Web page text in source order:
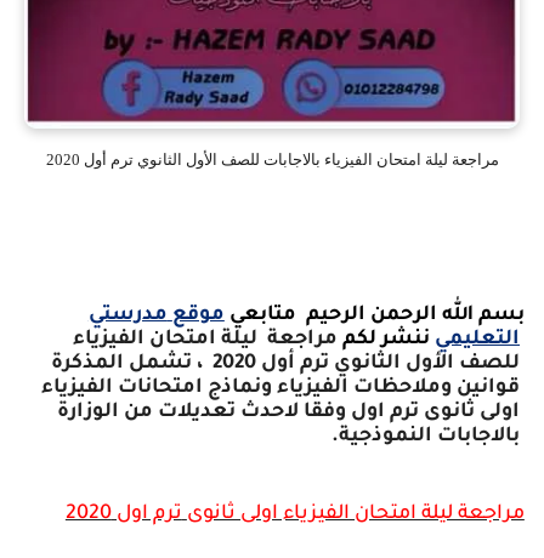
مراجعة ليلة امتحان الفيزياء بالاجابات للصف الأول الثانوي ترم أول 2020
بسم الله الرحمن الرحيم متابعيموقع مدرستي
التعليمي ننشر لكم مراجعة ليلة امتحان الفيزياء
للصف الأول الثانوي ترم أول 2020 ، تشمل المذكرة
قوانين وملاحظات الفيزياء ونماذج امتحانات الفيزياء
اولى ثانوى ترم اول وفقا لاحدث تعديلات من الوزارة
بالاجابات النموذجية.
مراجعة ليلة امتحان الفيزياء اولى ثانوى ترم اول2020